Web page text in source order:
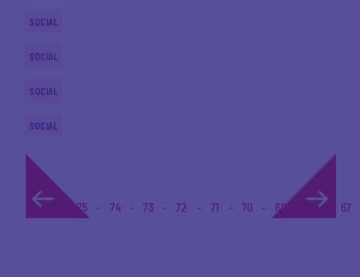
SOCIAL
SOCIAL
SOCIAL
SOCIAL
1... 75 74 73 72 71 70 69 68 67